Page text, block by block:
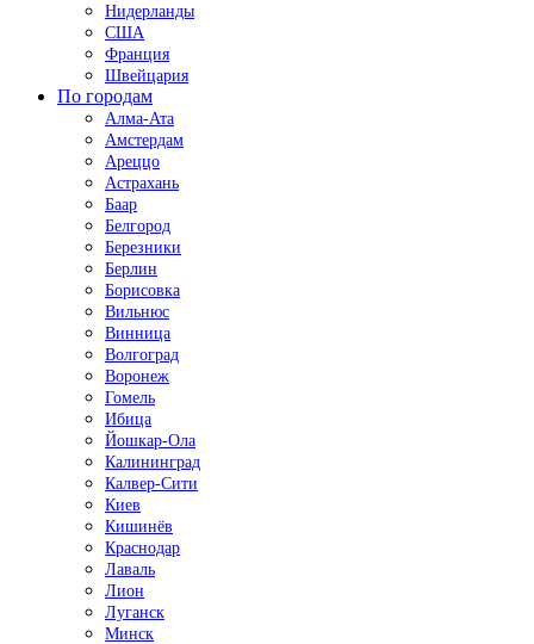
Нидерланды
США
Франция
Швейцария
По городам
Алма-Ата
Амстердам
Ареццо
Астрахань
Баар
Белгород
Березники
Берлин
Борисовка
Вильнюс
Винница
Волгоград
Воронеж
Гомель
Ибица
Йошкар-Ола
Калининград
Калвер-Сити
Киев
Кишинёв
Краснодар
Лаваль
Лион
Луганск
Минск